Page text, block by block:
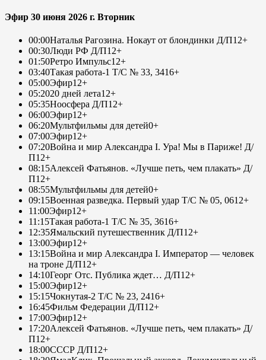
Эфир 30 июня 2026 г. Вторник
00:00Наталья Рагозина. Нокаут от блондинки Д/П12+
00:30Люди РФ Д/П12+
01:50Ретро Импульс12+
03:40Такая работа-1 Т/С № 33, 3416+
05:00Эфир12+
05:2020 дней лета12+
05:35Ноосфера Д/П12+
06:00Эфир12+
06:20Мультфильмы для детей0+
07:00Эфир12+
07:20Война и мир Александра I. Ура! Мы в Париже! Д/
П12+
08:15Алексей Фатьянов. «Лучше петь, чем плакать» Д/
П12+
08:55Мультфильмы для детей0+
09:15Военная разведка. Первый удар Т/С № 05, 0612+
11:00Эфир12+
11:15Такая работа-1 Т/С № 35, 3616+
12:35Ямальский путешественник Д/П12+
13:00Эфир12+
13:15Война и мир Александра I. Император — человек
на троне Д/П12+
14:10Георг Отс. Публика ждет… Д/П12+
15:00Эфир12+
15:15Чокнутая-2 Т/С № 23, 2416+
16:45Фильм Федерации Д/П12+
17:00Эфир12+
17:20Алексей Фатьянов. «Лучше петь, чем плакать» Д/
П12+
18:00СССР Д/П12+